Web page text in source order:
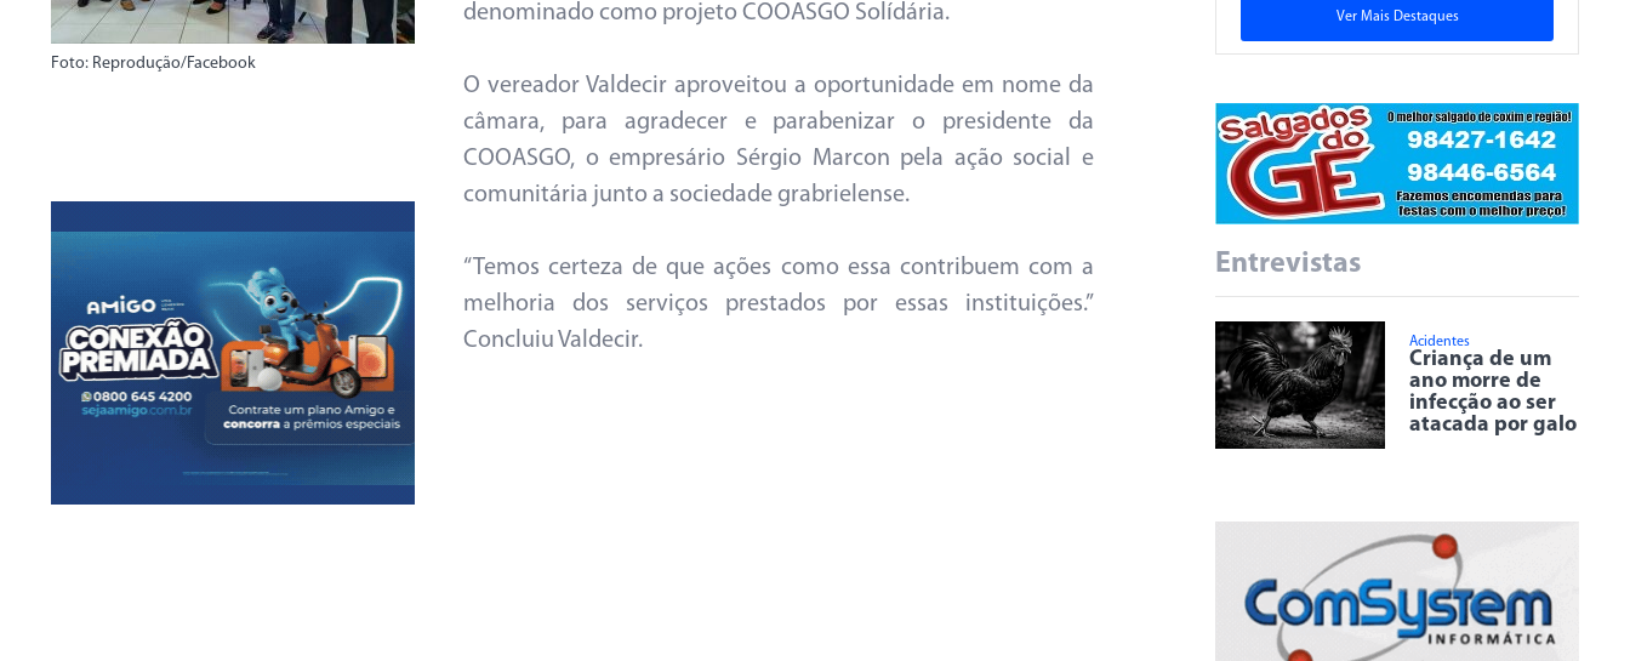
Foto: Reprodução/Facebook
denominado como projeto COOASGO Solídária.
O vereador Valdecir aproveitou a oportunidade em nome da
câmara, para agradecer e parabenizar o presidente da
COOASGO, o empresário Sérgio Marcon pela ação social e
comunitária junto a sociedade grabrielense.
“Temos certeza de que ações como essa contribuem com a
melhoria dos serviços prestados por essas instituições.”
Concluiu Valdecir.
Ver Mais Destaques
Entrevistas
Acidentes
Criança de um
ano morre de
infecção ao ser
atacada por galo